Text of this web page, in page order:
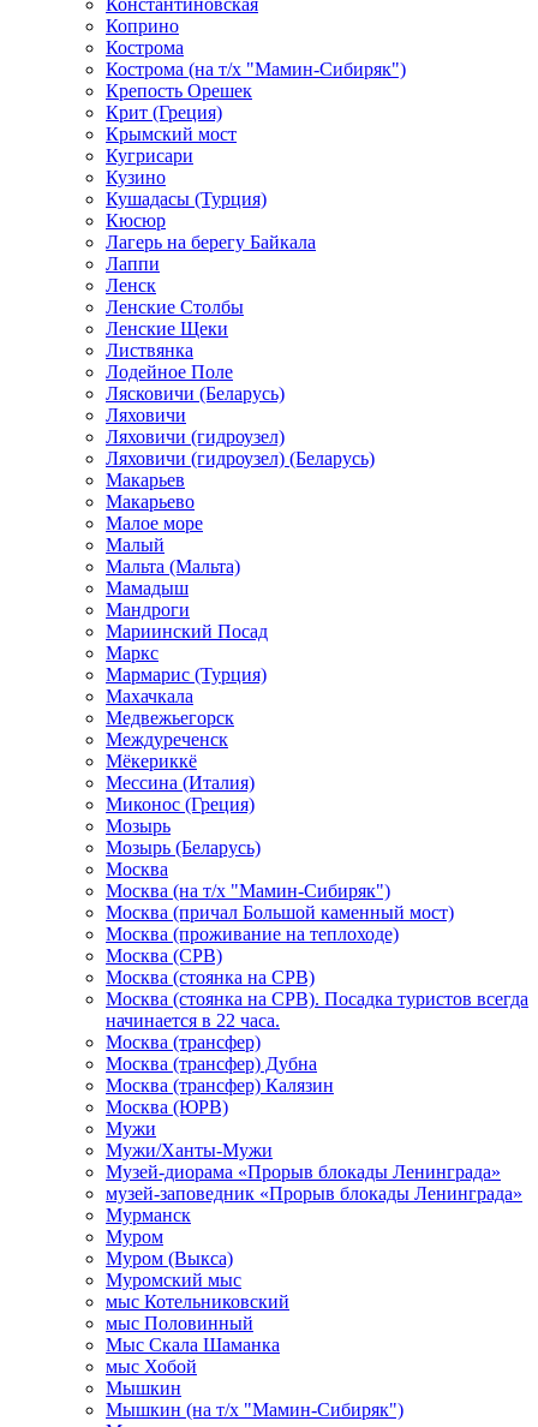
Константиновская
Коприно
Кострома
Кострома (на т/х "Мамин-Сибиряк")
Крепость Орешек
Крит (Греция)
Крымский мост
Кугрисари
Кузино
Кушадасы (Турция)
Кюсюр
Лагерь на берегу Байкала
Лаппи
Ленск
Ленские Столбы
Ленские Щеки
Листвянка
Лодейное Поле
Лясковичи (Беларусь)
Ляховичи
Ляховичи (гидроузел)
Ляховичи (гидроузел) (Беларусь)
Макарьев
Макарьево
Малое море
Малый
Мальта (Мальта)
Мамадыш
Мандроги
Мариинский Посад
Маркс
Мармарис (Турция)
Махачкала
Медвежьегорск
Междуреченск
Мёкериккё
Мессина (Италия)
Миконос (Греция)
Мозырь
Мозырь (Беларусь)
Москва
Москва (на т/х "Мамин-Сибиряк")
Москва (причал Большой каменный мост)
Москва (проживание на теплоходе)
Москва (СРВ)
Москва (стоянка на СРВ)
Москва (стоянка на СРВ). Посадка туристов всегда
начинается в 22 часа.
Москва (трансфер)
Москва (трансфер) Дубна
Москва (трансфер) Калязин
Москва (ЮРВ)
Мужи
Мужи/Ханты-Мужи
Музей-диорама «Прорыв блокады Ленинграда»
музей-заповедник «Прорыв блокады Ленинграда»
Мурманск
Муром
Муром (Выкса)
Муромский мыс
мыс Котельниковский
мыс Половинный
Мыс Скала Шаманка
мыс Хобой
Мышкин
Мышкин (на т/х "Мамин-Сибиряк")